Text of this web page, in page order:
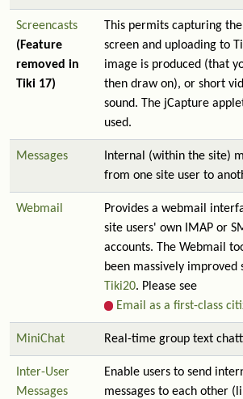
Screencasts
(Feature
removed in
Tiki 17)
This permits capturing
screen and uploading to
image is produced (that
then draw on), or short
sound. The jCapture
used.
Messages
Internal (within the site)
from one site user to
Webmail
Provides a webmail
site users' own IMAP or
accounts. The Webmail
been massively improved
Tiki20. Please see
Email as a first-class
MiniChat Real-time group text
Inter-User
Messages
Enable users to send
messages to each other